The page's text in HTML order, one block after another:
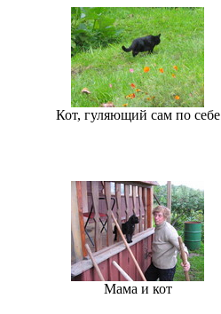
Кот, гуляющий сам по себе
Мама и кот